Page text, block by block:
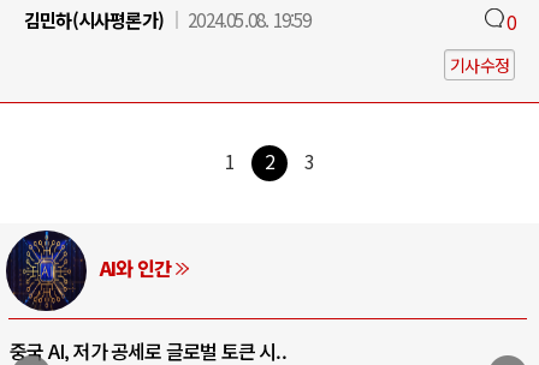
김민하(시사평론가)
2024.05.08. 19:59 0
기사수정
1 2 3
AI와 인간
중국 AI, 저가 공세로 글로벌 토큰 시..